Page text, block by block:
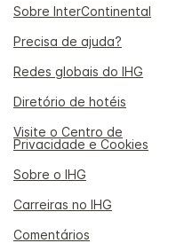
Sobre InterContinental
Precisa de ajuda?
Redes globais do IHG
Diretório de hotéis
Visite o Centro de
Privacidade e Cookies
Sobre o IHG
Carreiras no IHG
Comentários